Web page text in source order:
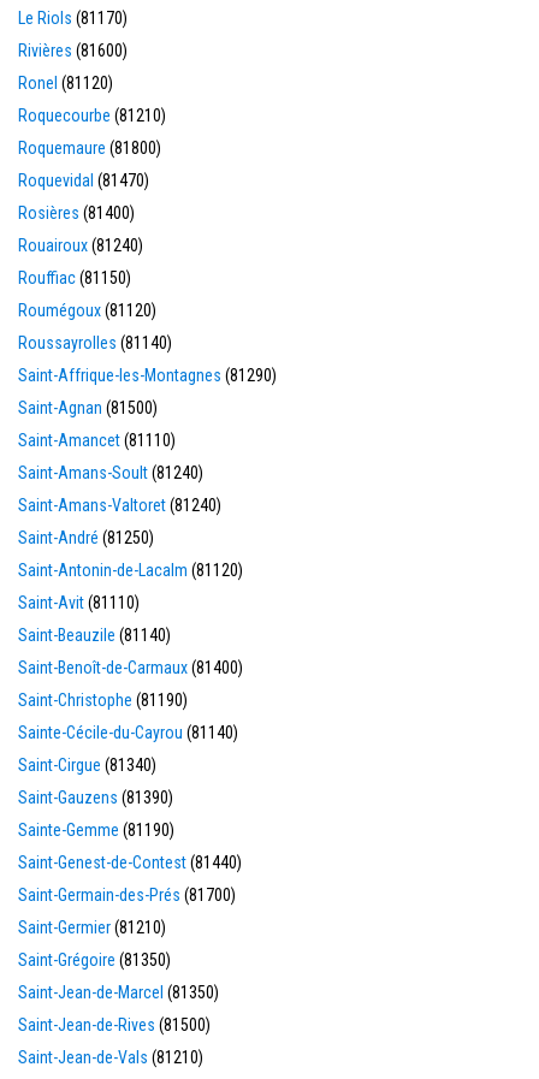
Le Riols (81170)
Rivières (81600)
Ronel (81120)
Roquecourbe (81210)
Roquemaure (81800)
Roquevidal (81470)
Rosières (81400)
Rouairoux(81240)
Rouffiac(81150)
Roumégoux(81120)
Roussayrolles (81140)
Saint-Affrique-les-Montagnes (81290)
Saint-Agnan (81500)
Saint-Amancet(81110)
Saint-Amans-Soult(81240)
Saint-Amans-Valtoret(81240)
Saint-André (81250)
Saint-Antonin-de-Lacalm (81120)
Saint-Avit(81110)
Saint-Beauzile (81140)
Saint-Benoît-de-Carmaux(81400)
Saint-Christophe (81190)
Sainte-Cécile-du-Cayrou (81140)
Saint-Cirgue (81340)
Saint-Gauzens (81390)
Sainte-Gemme (81190)
Saint-Genest-de-Contest(81440)
Saint-Germain-des-Prés (81700)
Saint-Germier(81210)
Saint-Grégoire (81350)
Saint-Jean-de-Marcel (81350)
Saint-Jean-de-Rives (81500)
Saint-Jean-de-Vals (81210)